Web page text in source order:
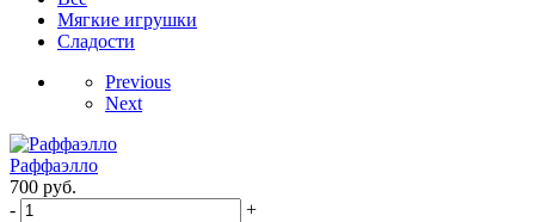
Мягкие игрушки
Сладости
Previous
Next
Раффаэлло
700 руб.
-
+